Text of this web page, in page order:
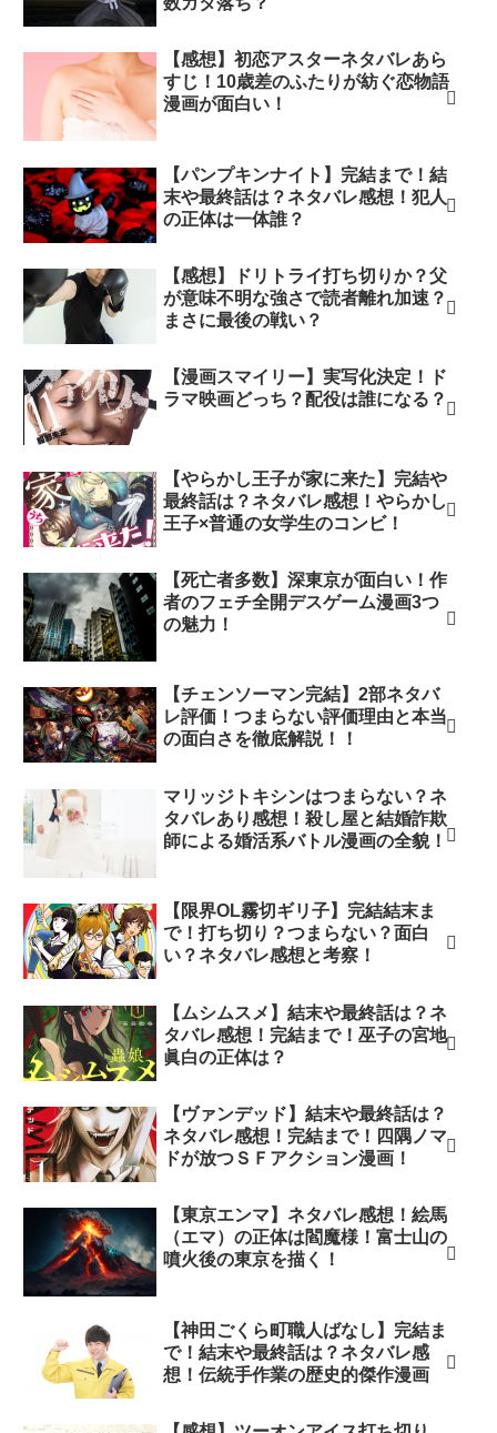
【感想】初恋アスターネタバレあら
すじ！10歳差のふたりが紡ぐ恋物語
漫画が面白い！
【パンプキンナイト】完結まで！結
末や最終話は？ネタバレ感想！犯人
の正体は一体誰？
【感想】ドリトライ打ち切りか？父
が意味不明な強さで読者離れ加速？
まさに最後の戦い？
【漫画スマイリー】実写化決定！ド
ラマ映画どっち？配役は誰になる？
【やらかし王子が家に来た】完結や
最終話は？ネタバレ感想！やらかし
王子×普通の女学生のコンビ！
【死亡者多数】深東京が面白い！作
者のフェチ全開デスゲーム漫画3つ
の魅力！
【チェンソーマン完結】2部ネタバ
レ評価！つまらない評価理由と本当
の面白さを徹底解説！！
マリッジトキシンはつまらない？ネ
タバレあり感想！殺し屋と結婚詐欺
師による婚活系バトル漫画の全貌！
【限界OL霧切ギリ子】完結結末ま
で！打ち切り？つまらない？面白
い？ネタバレ感想と考察！
【ムシムスメ】結末や最終話は？ネ
タバレ感想！完結まで！巫子の宮地
眞白の正体は？
【ヴァンデッド】結末や最終話は？
ネタバレ感想！完結まで！四隅ノマ
ドが放つＳＦアクション漫画！
【東京エンマ】ネタバレ感想！絵馬
（エマ）の正体は閻魔様！富士山の
噴火後の東京を描く！
【神田ごくら町職人ばなし】完結ま
で！結末や最終話は？ネタバレ感
想！伝統手作業の歴史的傑作漫画